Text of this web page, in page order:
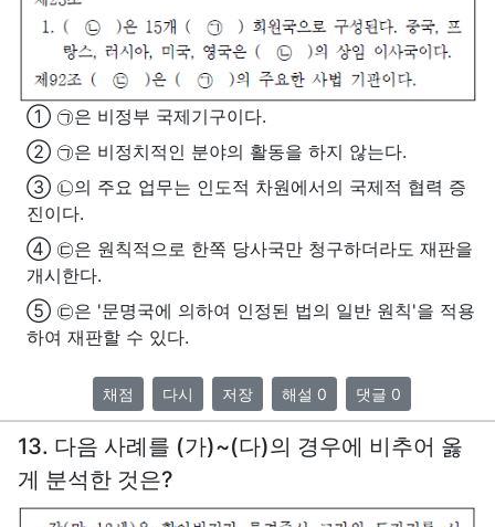
① ㉠은 비정부 국제기구이다.
② ㉠은 비정치적인 분야의 활동을 하지 않는다.
③ ㉡의 주요 업무는 인도적 차원에서의 국제적 협력 증
진이다.
④ ㉢은 원칙적으로 한쪽 당사국만 청구하더라도 재판을
개시한다.
⑤ ㉢은 '문명국에 의하여 인정된 법의 일반 원칙'을 적용
하여 재판할 수 있다.
채점 다시 저장 해설 0 댓글 0
13. 다음 사례를 (가)~(다)의 경우에 비추어 옳
게 분석한 것은?